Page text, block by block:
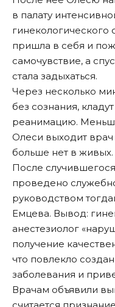
в палату
гинекологического
пришла в себя и
самочувствие, а
стала задыхаться.
Через несколько
без сознания,
реанимацию.
Олеси выходит
больше нет в живых.
После
проведено
руководством
Емцева. Вывод:
анестезиолог
получение
что повлекло
заболевания и
Врачам объявили